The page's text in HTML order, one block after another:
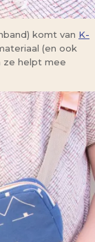
komt van K-
(en ook
ze helpt mee